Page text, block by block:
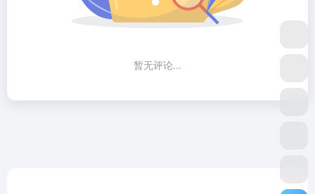
暂无评论...